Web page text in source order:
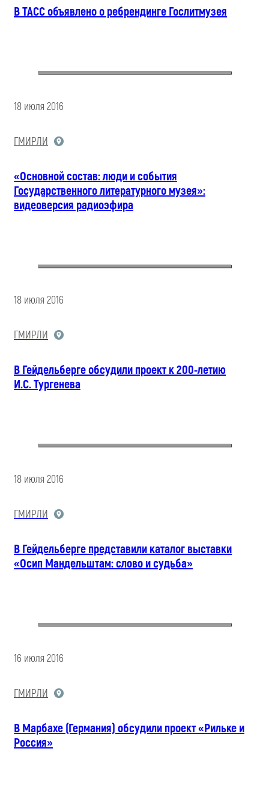
В ТАСС объявлено о ребрендинге Гослитмузея
18 июля 2016
ГМИРЛИ
«Основной состав: люди и события
Государственного литературного музея»:
видеоверсия радиоэфира
18 июля 2016
ГМИРЛИ
В Гейдельберге обсудили проект к 200-летию
И.С. Тургенева
18 июля 2016
ГМИРЛИ
В Гейдельберге представили каталог выставки
«Осип Мандельштам: слово и судьба»
16 июля 2016
ГМИРЛИ
В Марбахе (Германия) обсудили проект «Рильке и
Россия»